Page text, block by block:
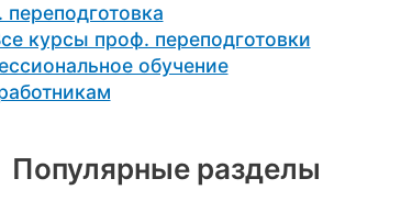
курсы проф. переподготовки
обучение
Популярные разделы